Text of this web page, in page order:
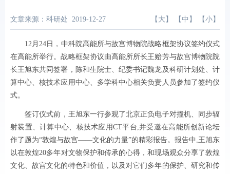
文章来源：科研处 2019-12-27 【 大 】 【 中 】 【 小 】
12月24 日，中科院高能所与故宫博物院战略框架协议签约仪式
在高能所举行。战略框架协议由高能所所长王贻芳与故宫博物院院
长王旭东共同签署，陈和生院士、纪委书记魏龙及科研计划处、计
算中心、核技术应用中心、多学科中心相关负责人员参加了签约仪
式。
签订仪式前，王旭东一行参观了北京正负电子对撞机、同步辐
射装置、计算中心、核技术应用CT平台,并受邀在高能所创新论坛
作了题为“敦煌与故宫——文化的力量”的精彩报告。报告中 ,王旭东
以在敦煌20多年对文物保护和传承的心得，和现场观众分享了敦煌
文化、故宫文化的特色和价值，以及对它们多年的保护、研究和传